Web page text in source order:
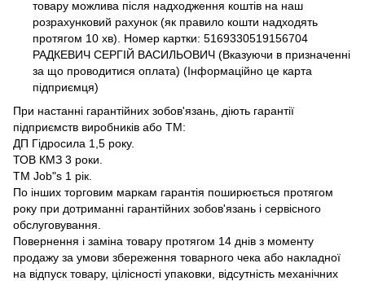
товару можлива після надходження коштів на наш
розрахунковий рахунок (як правило кошти надходять
протягом 10 хв). Номер картки: 5169330519156704
РАДКЕВИЧ СЕРГІЙ ВАСИЛЬОВИЧ (Вказуючи в призначенні
за що проводитися оплата) (Інформаційно це карта
підприємця)
При настанні гарантійних зобов'язань, діють гарантії
підприємств виробників або ТМ:
ДП Гідросила 1,5 року.
ТОВ КМЗ 3 роки.
ТМ Job"s 1 рік.
По інших торговим маркам гарантія поширюється протягом
року при дотриманні гарантійних зобов'язань і сервісного
обслуговування.
Повернення і заміна товару протягом 14 днів з моменту
продажу за умови збереження товарного чека або накладної
на відпуск товару, цілісності упаковки, відсутність механічних